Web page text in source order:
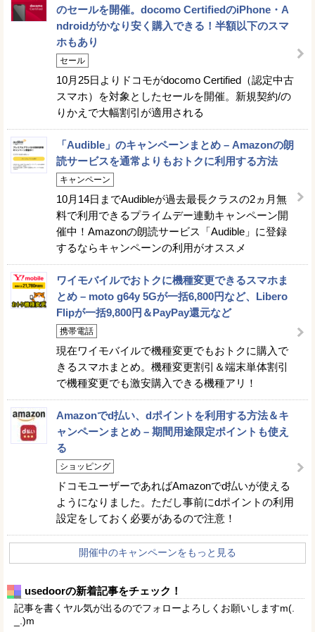
のセールを開催。docomo CertifiedのiPhone・A
ndroidがかなり安く購入できる！半額以下のスマ
ホもあり
セール
10月25日よりドコモがdocomo Certified（認定中古
スマホ）を対象としたセールを開催。新規契約/の
りかえで大幅割引が適用される
「Audible」のキャンペーンまとめ – Amazonの朗
読サービスを通常よりもおトクに利用する方法
キャンペーン
10月14日までAudibleが過去最長クラスの2ヵ月無
料で利用できるプライムデー連動キャンペーン開
催中！Amazonの朗読サービス「Audible」に登録
するならキャンペーンの利用がオススメ
ワイモバイルでおトクに機種変更できるスマホま
とめ – moto g64y 5Gが一括6,800円など、Libero
Flipが一括9,800円＆PayPay還元など
携帯電話
現在ワイモバイルで機種変更でもおトクに購入で
きるスマホまとめ。機種変更割引＆端末単体割引
で機種変更でも激安購入できる機種アリ！
Amazonでd払い、dポイントを利用する方法＆キ
ャンペーンまとめ – 期間用途限定ポイントも使え
る
ショッピング
ドコモユーザーであればAmazonでd払いが使える
ようになりました。ただし事前にdポイントの利用
設定をしておく必要があるので注意！
開催中のキャンペーンをもっと見る
usedoorの新着記事をチェック！
記事を書くヤル気が出るのでフォローよろしくお願いしますm(.
_.)m